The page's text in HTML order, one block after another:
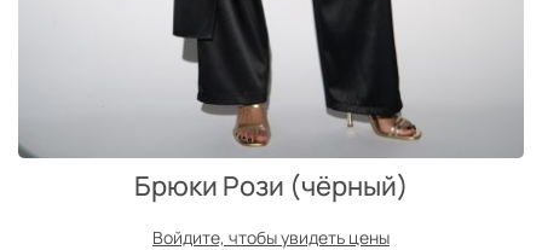
Брюки Рози (чёрный)
Войдите, чтобы увидеть цены